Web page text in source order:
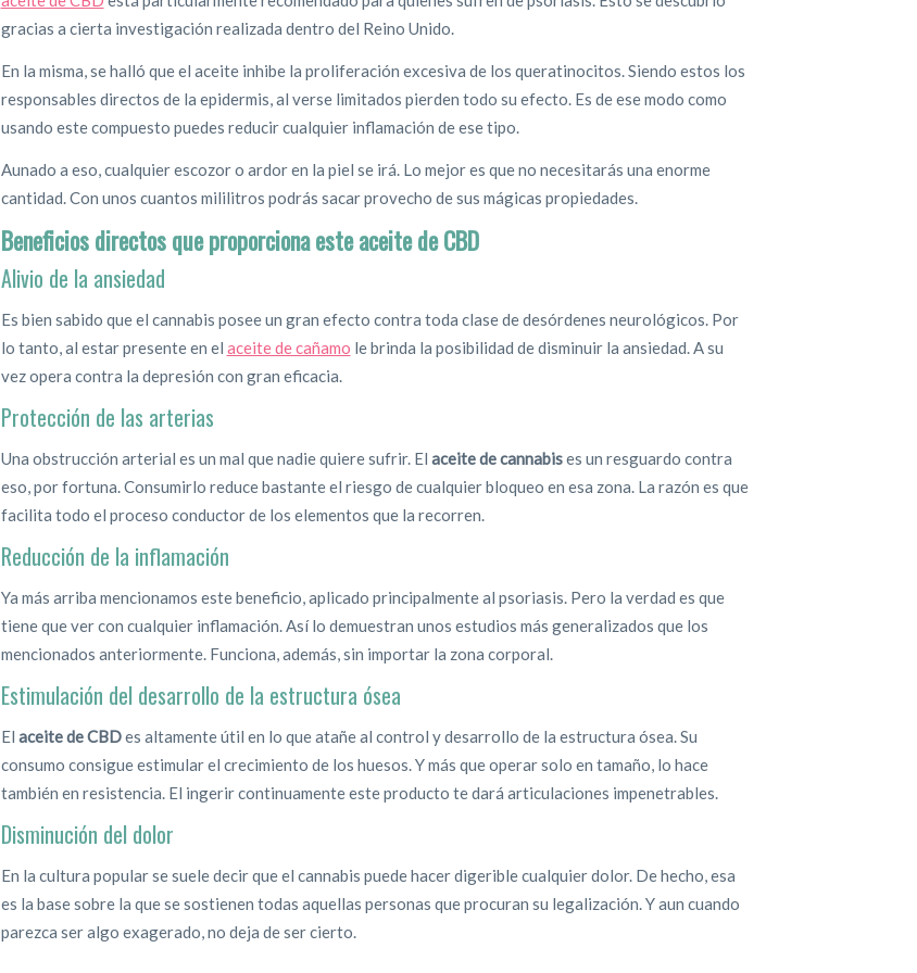
gracias a cierta investigación realizada dentro del Reino Unido.
En la misma, se halló que el aceite inhibe la proliferación excesiva de los queratinocitos. Siendo estos los
responsables directos de la epidermis, al verse limitados pierden todo su efecto. Es de ese modo como
usando este compuesto puedes reducir cualquier inflamación de ese tipo.
Aunado a eso, cualquier escozor o ardor en la piel se irá. Lo mejor es que no necesitarás una enorme
cantidad. Con unos cuantos mililitros podrás sacar provecho de sus mágicas propiedades.
Beneficios directos que proporciona este aceite de CBD
Alivio de la ansiedad
Es bien sabido que el cannabis posee un gran efecto contra toda clase de desórdenes neurológicos. Por
lo tanto, al estar presente en el aceite de cañamo le brinda la posibilidad de disminuir la ansiedad. A su
vez opera contra la depresión con gran eficacia.
Protección de las arterias
Una obstrucción arterial es un mal que nadie quiere sufrir. El aceite de cannabises un resguardo contra
eso, por fortuna. Consumirlo reduce bastante el riesgo de cualquier bloqueo en esa zona. La razón es que
facilita todo el proceso conductor de los elementos que la recorren.
Reducción de la inflamación
Ya más arriba mencionamos este beneficio, aplicado principalmente al psoriasis. Pero la verdad es que
tiene que ver con cualquier inflamación. Así lo demuestran unos estudios más generalizados que los
mencionados anteriormente. Funciona, además, sin importar la zona corporal.
Estimulación del desarrollo de la estructura ósea
El aceite de CBDes altamente útil en lo que atañe al control y desarrollo de la estructura ósea. Su
consumo consigue estimular el crecimiento de los huesos. Y más que operar solo en tamaño, lo hace
también en resistencia. El ingerir continuamente este producto te dará articulaciones impenetrables.
Disminución del dolor
En la cultura popular se suele decir que el cannabis puede hacer digerible cualquier dolor. De hecho, esa
es la base sobre la que se sostienen todas aquellas personas que procuran su legalización. Y aun cuando
parezca ser algo exagerado, no deja de ser cierto.